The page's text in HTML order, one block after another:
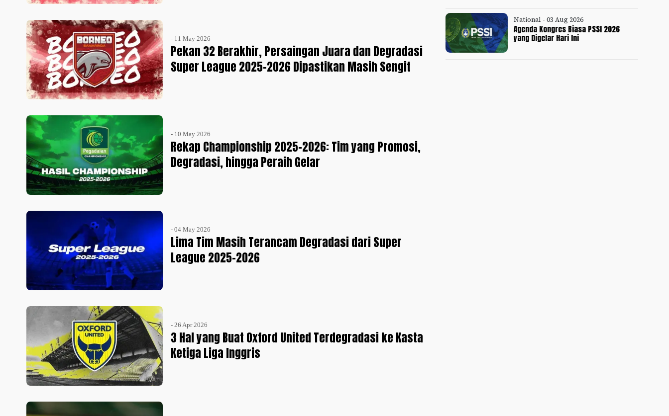
- 11 May 2026
Pekan 32 Berakhir, Persaingan Juara dan Degradasi
Super League 2025-2026 Dipastikan Masih Sengit
- 10 May 2026
Rekap Championship 2025-2026: Tim yang Promosi,
Degradasi, hingga Peraih Gelar
- 04 May 2026
Lima Tim Masih Terancam Degradasi dari Super
League 2025-2026
- 26 Apr 2026
3 Hal yang Buat Oxford United Terdegradasi ke Kasta
Ketiga Liga Inggris
National - 03 Aug 2026
Agenda Kongres Biasa PSSI 2026
yang Digelar Hari Ini